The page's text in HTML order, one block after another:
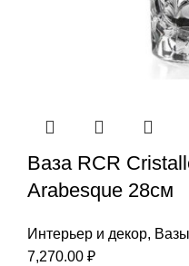
Ваза RCR
Arabesque 28см
Интерьер и декор,
7,270.00 ₽